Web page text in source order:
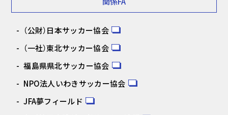
（公財）日本サッカー協会
（一社）東北サッカー協会
福島県県北サッカー協会
NPO法人いわきサッカー協会
JFA夢フィールド